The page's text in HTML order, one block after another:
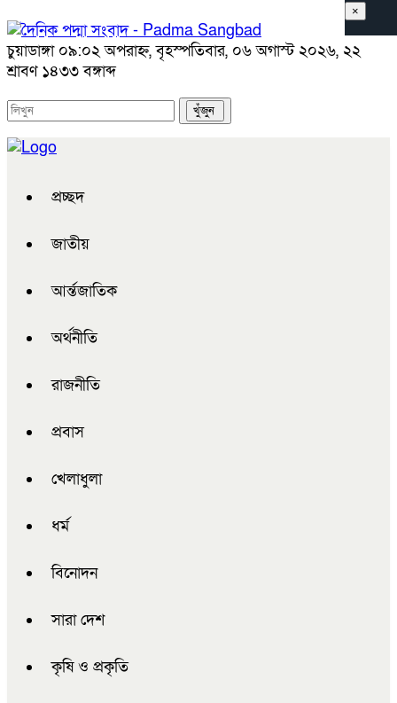
চুয়াডাঙ্গা ০৯:০২ অপরাহ্ন, বৃহস্পতিবার, ০৬ অগাস্ট ২০২৬, ২২
শ্রাবণ ১৪৩৩ বঙ্গাব্দ
প্রচ্ছদ
জাতীয়
আর্ন্তজাতিক
অর্থনীতি
রাজনীতি
প্রবাস
খেলাধুলা
ধর্ম
বিনোদন
সারা দেশ
কৃষি ও প্রকৃতি
×